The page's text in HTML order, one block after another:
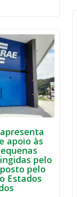
apoio às
pelo
pelo
Estados